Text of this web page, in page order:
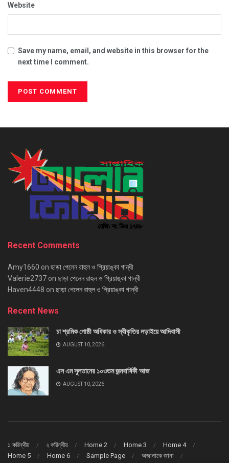
Website
Save my name, email, and website in this browser for the
next time I comment.
Recent Comments
Amy1660 on ছাড়া পেলেন রাহুল ও প্রিয়াঙ্কা গান্ধী
Valerie2737 on ছাড়া পেলেন রাহুল ও প্রিয়াঙ্কা গান্ধী
Haven4448 on ছাড়া পেলেন রাহুল ও প্রিয়াঙ্কা গান্ধী
Recent News
চা শ্রমিক গোষ্ঠী অধিকার ও স্বীকৃতির লড়াইয়ে আদিবাসী
AUGUST 10, 2026
এস এম সুলতানের ১০৩তম জন্মবার্ষিকী আজ
AUGUST 10, 2026
১ করিন্থীয় ২ করিন্থীয় Home 2 Home 3
Home 4
Home 5
Home 6 Sample Page
অজানাকে জানা